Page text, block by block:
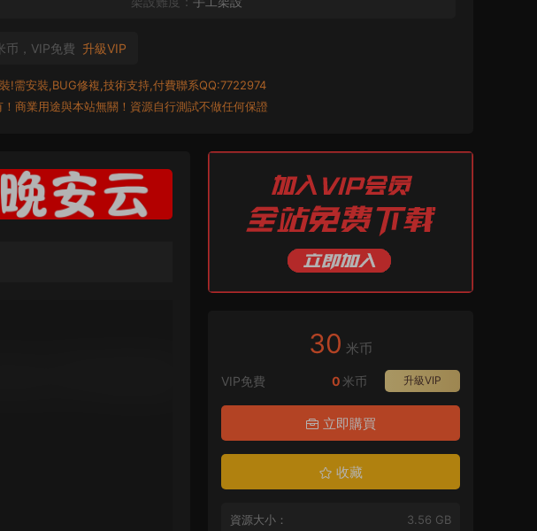
币，VIP免費 升級VIP
!需安裝,BUG修複,技術支持,付費聯系QQ:7722974
商業用途與本站無關！資源自行測試不做任何保證
30 米币
VIP免費 升級VIP
0 米币
立即購買
收藏
資源大小： 3.56 GB